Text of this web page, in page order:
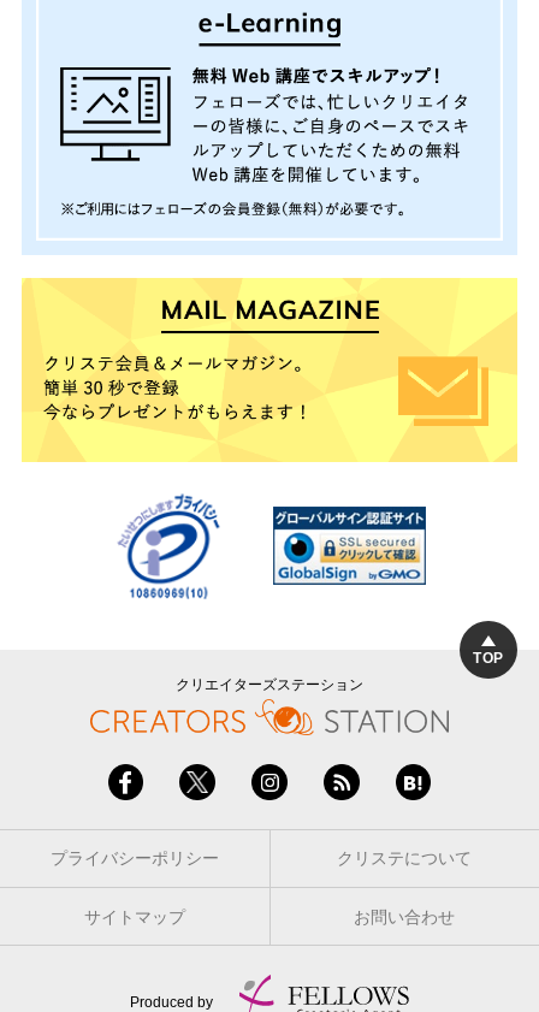
TOP
クリエイターズステーション
プライバシーポリシー クリステについて
サイトマップ お問い合わせ
Produced by